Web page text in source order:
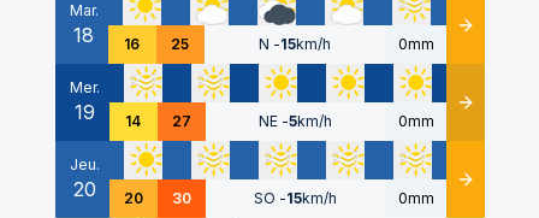
Mar.
18 16 25 N -15km/h 0mm Détails
Mer.
19 14 27 NE -5km/h 0mm Détails
Jeu.
20 20 30 SO -15km/h 0mm Détails